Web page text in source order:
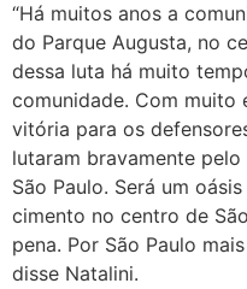
“Há muitos anos a
do Parque Augusta, no
dessa luta há muito
comunidade. Com muito
vitória para os
lutaram bravamente
São Paulo. Será um
cimento no centro de
pena. Por São Paulo
disse Natalini.